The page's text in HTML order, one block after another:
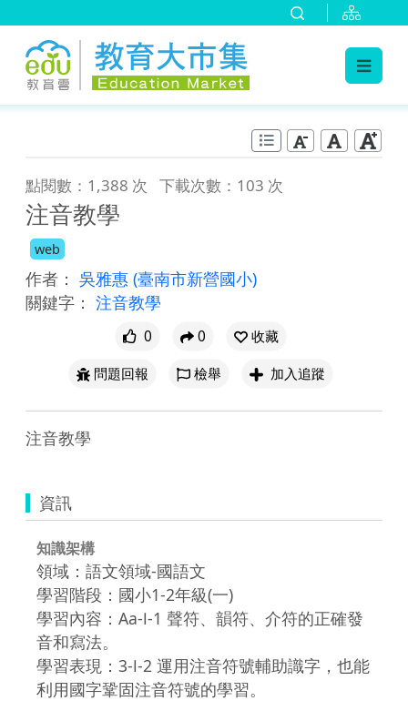
點閱數：1,388 次 下載次數：103 次
注音教學
web
作者： 吳雅惠 (臺南市新營國小)
關鍵字： 注音教學
0 0
收藏
問題回報
檢舉 加入追蹤
注音教學
資訊
知識架構
領域：語文領域-國語文
學習階段：國小1-2年級(一)
學習內容：Aa-Ⅰ-1 聲符、韻符、介符的正確發
音和寫法。
學習表現：3-Ⅰ-2 運用注音符號輔助識字，也能
利用國字鞏固注音符號的學習。